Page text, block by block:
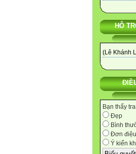
HỖ
(Lê Khánh
Bạn thấy
Đẹp
Bình
Đơn điệu
Ý kiến